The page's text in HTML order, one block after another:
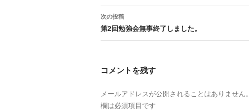
ビ
ゲ
ー
ョ
次の投稿
第2回勉強会無事終了しました。
コメントを残す
メールアドレスが公開されることはありません。
欄は必須項目です